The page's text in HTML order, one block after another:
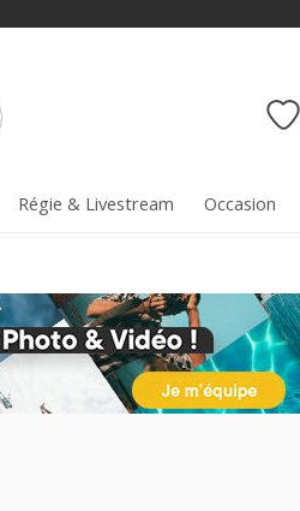
Régie & Livestream Occasion